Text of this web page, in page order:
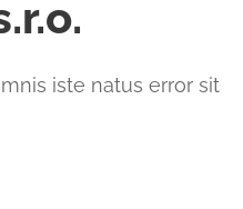
iste natus error sit